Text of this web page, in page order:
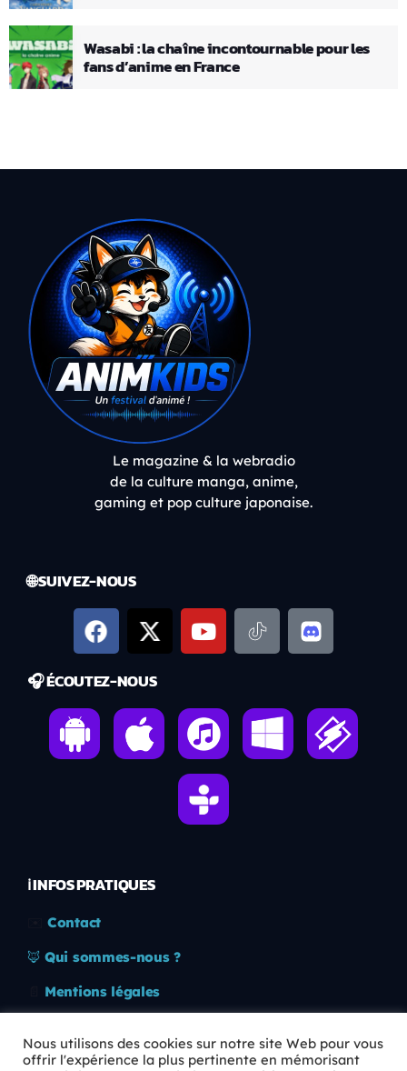
Wasabi : la chaîne incontournable pour les
fans d’anime en France
Le magazine & la webradio
de la culture manga, anime,
gaming et pop culture japonaise.
🌐 SUIVEZ-NOUS
🎧 ÉCOUTEZ-NOUS
ℹ️ INFOS PRATIQUES
Contact
🦊 Qui sommes-nous ?
Mentions légales
🛡️ RGPD
Nous utilisons des cookies sur notre site Web pour vous
offrir l'expérience la plus pertinente en mémorisant